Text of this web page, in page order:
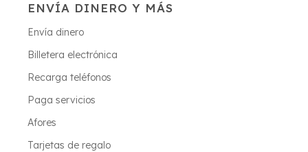
ENVÍA DINERO Y MÁS
Envía dinero
Billetera electrónica
Recarga teléfonos
Paga servicios
Afores
Tarjetas de regalo